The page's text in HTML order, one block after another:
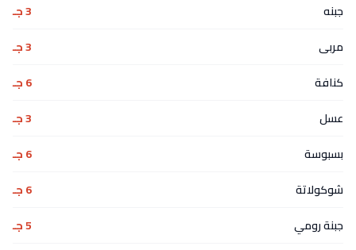
جبنه
3 جـ
مربى
3 جـ
كنافة
6 جـ
عسل
3 جـ
بسبوسة
6 جـ
شوكولاتة
6 جـ
جبنة رومي
5 جـ